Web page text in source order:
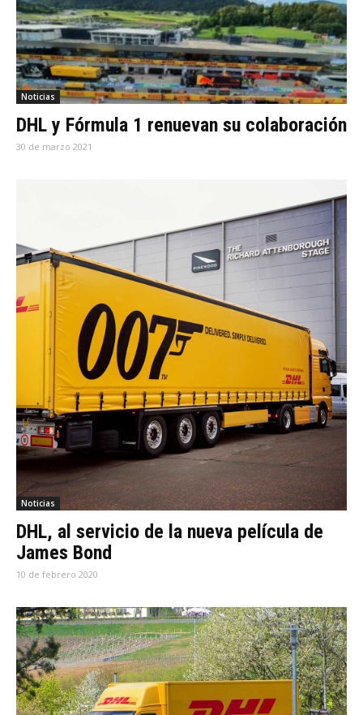
Noticias
DHL y Fórmula 1 renuevan su colaboración
30 de marzo 2021
Noticias
DHL, al servicio de la nueva película de
James Bond
10 de febrero 2020